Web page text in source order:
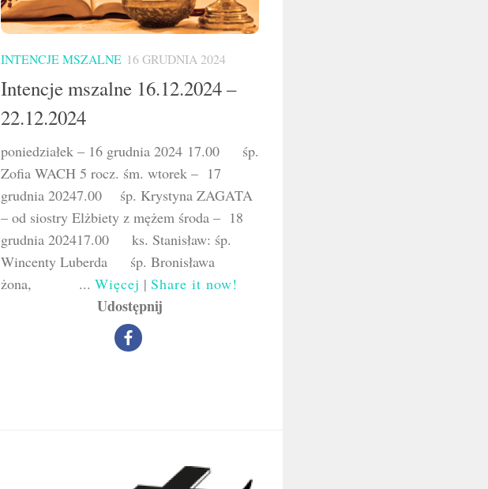
INTENCJE MSZALNE 16 GRUDNIA 2024
Intencje mszalne 16.12.2024 –
22.12.2024
poniedziałek – 16 grudnia 2024 17.00 śp.
Zofia WACH 5 rocz. śm. wtorek – 17
grudnia 20247.00 śp. Krystyna ZAGATA
– od siostry Elżbiety z mężem środa – 18
grudnia 202417.00 ks. Stanisław: śp.
Wincenty Luberda śp. Bronisława
żona, ... Więcej | Share it now!
Udostępnij